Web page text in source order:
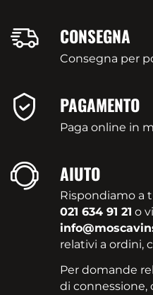
CONSEGNA
Consegna per
PAGAMENTO
Paga online in
AIUTO
Rispondiamo a
021 634 91 21 o
relativi a ordini,
Per domande
di connessione,